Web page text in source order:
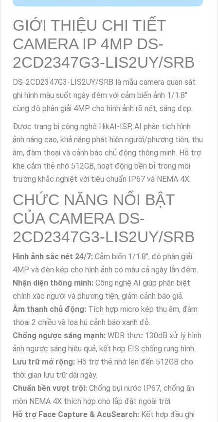
GIỚI THIỆU CHI TIẾT
CAMERA IP 4MP DS-
2CD2347G3-LIS2UY/SRB
DS-2CD2347G3-LIS2UY/SRB là mẫu camera quan sát
ghi hình màu suốt ngày đêm với cảm biến ảnh 1/1.8"
cùng độ phân giải 4MP cho hình ảnh rõ nét, sáng đẹp.
Được trang bị công nghệ HikAI-ISP, AI phân tích hình
ảnh nâng cao, khả năng phát hiện người/phương tiện, thu
âm, đàm thoại và cảnh báo chủ động thông minh. Hỗ trợ
khe cắm thẻ nhớ 512GB, hoạt động bền bỉ trong môi
trường khắc nghiệt với tiêu chuẩn IP67 và NEMA 4X.
CHỨC NĂNG NỔI BẬT
CỦA CAMERA DS-
2CD2347G3-LIS2UY/SRB
Hình ảnh sắc nét 24/7: Cảm biến 1/1.8", độ phân giải
4MP và đèn kép cho hình ảnh có màu cả ngày lẫn đêm.
Nhận diện thông minh: Công nghệ AI giúp phân biệt
chính xác người và phương tiện, giảm cảnh báo giả.
Âm thanh chủ động: Tích hợp micro kép thu âm, đàm
thoại 2 chiều và loa hú cảnh báo xanh đỏ.
Chống ngược sáng mạnh: WDR thực 130dB xử lý hình
ảnh ngược sáng hiệu quả, kết hợp EIS chống rung hình.
Lưu trữ mở rộng: Hỗ trợ thẻ nhớ lên đến 512GB cho
thời gian lưu trữ dài ngày.
Chuẩn bền vượt trội: Chống bụi nước IP67, chống ăn
mòn NEMA 4X thích hợp cho lắp đặt ngoài trời.
Hỗ trợ Face Capture & AcuSearch: Kết hợp đầu ghi